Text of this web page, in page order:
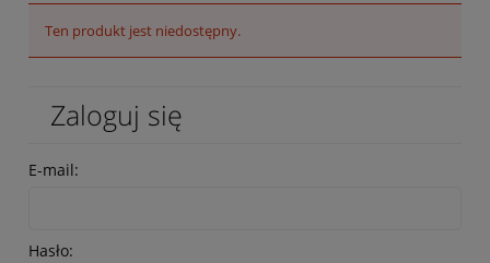
Ten produkt jest niedostępny.
Zaloguj się
E-mail:
Hasło: